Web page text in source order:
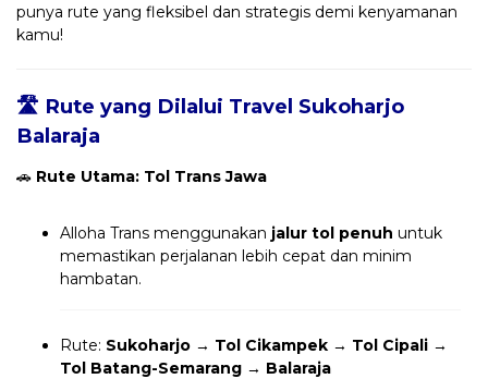
punya rute yang fleksibel dan strategis demi kenyamanan
kamu!
🛣️ Rute yang Dilalui Travel Sukoharjo
Balaraja
🚗 Rute Utama: Tol Trans Jawa
Alloha Trans menggunakan jalur tol penuh untuk
memastikan perjalanan lebih cepat dan minim
hambatan.
Rute: Sukoharjo → Tol Cikampek → Tol Cipali →
Tol Batang-Semarang → Balaraja